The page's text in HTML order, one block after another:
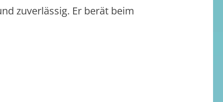
zuverlässig. Er berät beim